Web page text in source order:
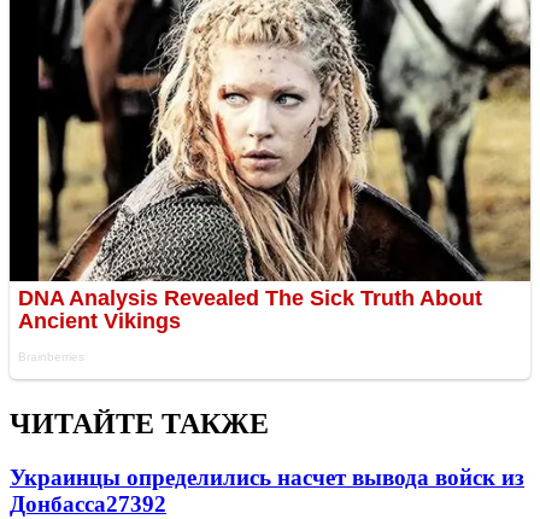
ЧИТАЙТЕ ТАКЖЕ
Украинцы определились насчет вывода войск из
Донбасса27392